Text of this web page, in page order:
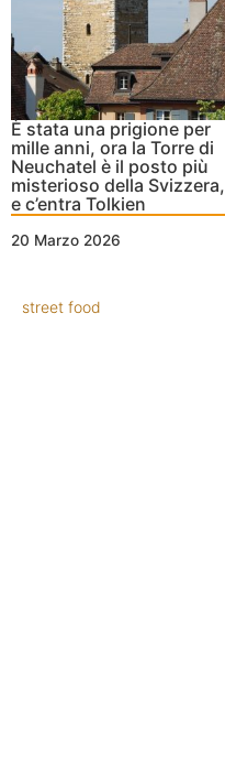
È stata una prigione per
mille anni, ora la Torre di
Neuchatel è il posto più
misterioso della Svizzera,
e c’entra Tolkien
20 Marzo 2026
street food